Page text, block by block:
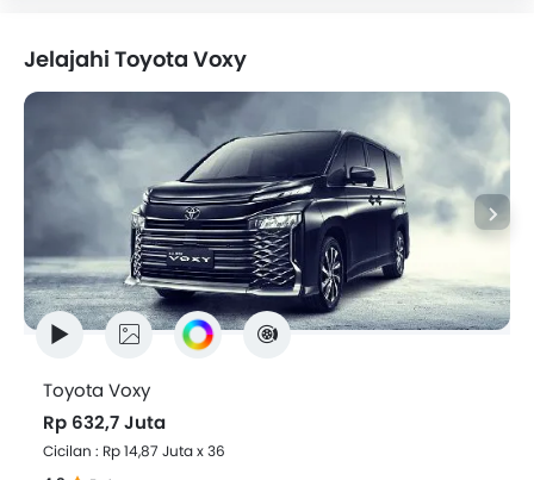
Jelajahi Toyota Voxy
Toyota Voxy
Rp 632,7 Juta
Cicilan : Rp 14,87 Juta x 36